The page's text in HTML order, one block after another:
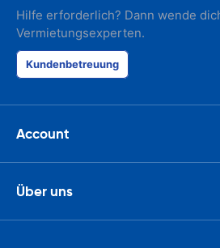
Hilfe erforderlich? Dann wende
Vermietungsexperten.
Kundenbetreuung
Account
Über uns